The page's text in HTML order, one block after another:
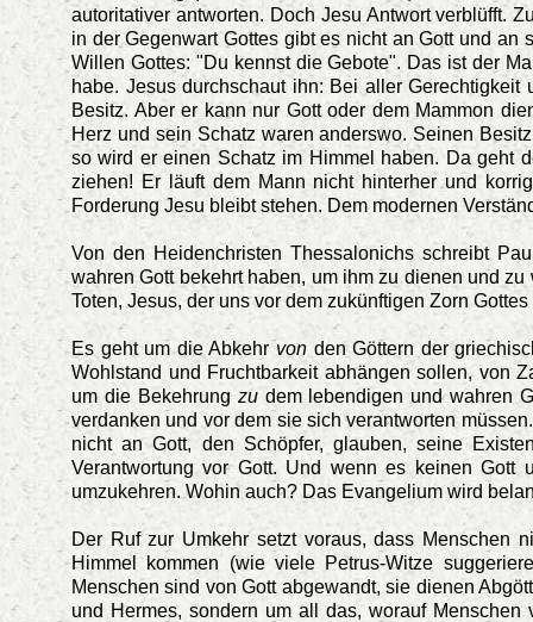
autoritativer antworten. Doch Jesu Antwort verblüfft.
in der Gegenwart Gottes gibt es nicht an Gott und
Willen Gottes: "Du kennst die Gebote". Das ist der
habe. Jesus durchschaut ihn: Bei aller
Besitz. Aber er kann nur Gott oder dem Mammon
Herz und sein Schatz waren anderswo. Seinen
so wird er einen Schatz im Himmel haben. Da geht
ziehen! Er läuft dem Mann nicht hinterher und
Forderung Jesu bleibt stehen. Dem modernen
Von den Heidenchristen Thessalonichs schreibt
wahren Gott bekehrt haben, um ihm zu dienen und
Toten, Jesus, der uns vor dem zukünftigen Zorn
Es geht um die Abkehr vonden Göttern der
Wohlstand und Fruchtbarkeit abhängen sollen, von
um die Bekehrung zudem lebendigen und wahren
verdanken und vor dem sie sich verantworten
nicht an Gott, den Schöpfer, glauben, seine
Verantwortung vor Gott. Und wenn es keinen
umzukehren. Wohin auch? Das Evangelium wird
Der Ruf zur Umkehr setzt voraus, dass Menschen
Himmel kommen (wie viele Petrus-Witze
Menschen sind von Gott abgewandt, sie dienen
und Hermes, sondern um all das, worauf